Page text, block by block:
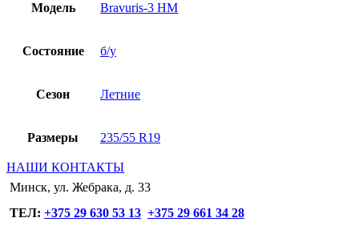
Модель Bravuris-3 HM
Состояние б/у
Сезон Летние
Размеры 235/55 R19
НАШИ КОНТАКТЫ
Минск, ул. Жебрака, д. 33
ТЕЛ: +375 29 630 53 13 +375 29 661 34 28